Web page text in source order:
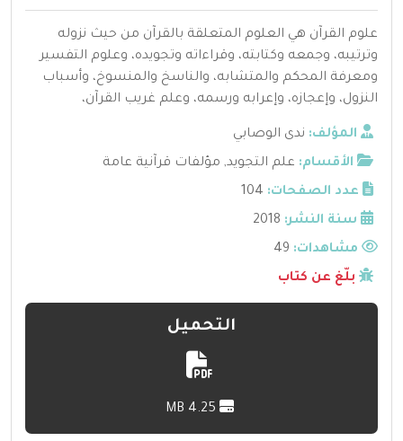
علوم القرآن هي العلوم المتعلقة بالقرآن من حيث نزوله
وترتيبه، وجمعه وكتابته، وقراءاته وتجويده، وعلوم التفسير
ومعرفة المحكم والمتشابه، والناسخ والمنسوخ، وأسباب
النزول، وإعجازه، وإعرابه ورسمه، وعلم غريب القرآن،
المؤلف: ندى الوصابي
الأقسام: علم التجويد, مؤلفات قرآنية عامة
عدد الصفحات: 104
سنة النشر: 2018
مشاهدات:
بلّغ عن كتاب
التحميل